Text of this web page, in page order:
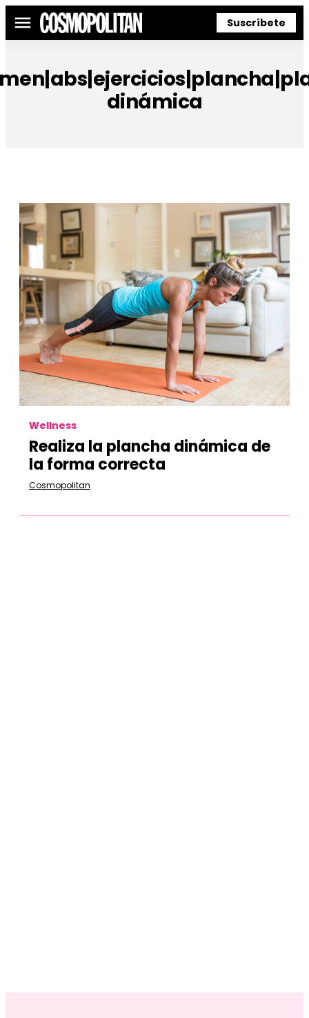
Menú Suscríbete
dinámica
Wellness
Realiza la plancha dinámica de
la forma correcta
Cosmopolitan